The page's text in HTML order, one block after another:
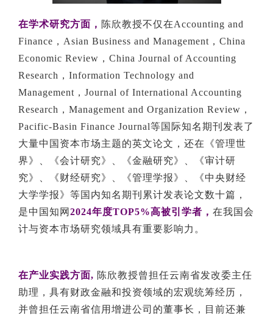
在学术研究方面， 陈欣教授不仅在Accounting and
Finance，Asian Business and Management，China
Economic Review，China Journal of Accounting
Research，Information Technology and
Management，Journal of International Accounting
Research，Management and Organization Review，
Pacific-Basin Finance Journal等国际知名期刊发表了
大量中国资本市场主题的英文论文，还在《管理世
界》、《会计研究》、《金融研究》、《审计研
究》、《财经研究》、《管理学报》、《中央财经
大学学报》等国内知名期刊累计发表论文数十篇，
是中国知网 2024年度TOP5%高被引学者， 在我国会
计与资本市场研究领域具有重要影响力。
在产业实践方面, 陈欣教授曾担任云南省发改委主任
助理，具有财政金融和投资领域的宏观统筹经历，
并曾担任云南省信用增进公司的董事长，目前还兼